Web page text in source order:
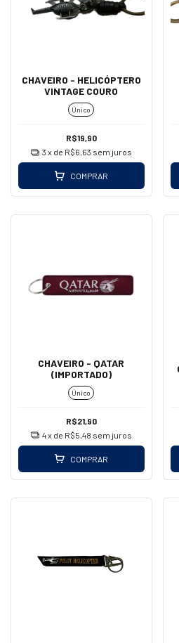
CHAVEIRO - HELICÓPTERO
VINTAGE COURO
Único
R$19,90
3 x de R$6,63 sem juros
COMPRAR
CHAVEIRO - QATAR
(IMPORTADO)
Único
R$21,90
4x de R$5,48 sem juros
COMPRAR